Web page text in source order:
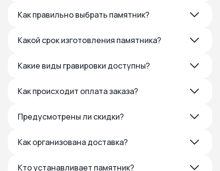
Как правильно выбрать памятник?
Какой срок изготовления памятника?
Какие виды гравировки доступны?
Как происходит оплата заказа?
Предусмотрены ли скидки?
Как организована доставка?
Кто устанавливает памятник?